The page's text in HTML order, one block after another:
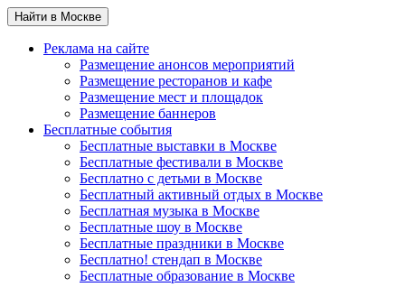
Найти в Москве
Реклама на сайте
Размещение анонсов мероприятий
Размещение ресторанов и кафе
Размещение мест и площадок
Размещение баннеров
Бесплатные события
Бесплатные выставки в Москве
Бесплатные фестивали в Москве
Бесплатно с детьми в Москве
Бесплатный активный отдых в Москве
Бесплатная музыка в Москве
Бесплатные шоу в Москве
Бесплатные праздники в Москве
Бесплатно! стендап в Москве
Бесплатные образование в Москве